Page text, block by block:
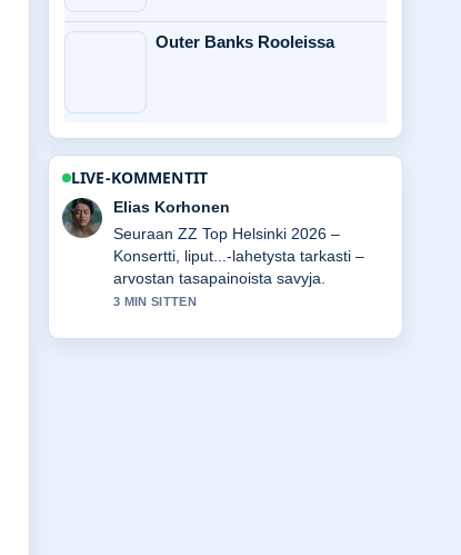
Outer Banks Rooleissa
LIVE-KOMMENTIT
Noora Niemi
Hyvaa taustoitusta aiheesta Hullut
Päivät kuvasto 2025 – kaikki mitä....
Pytkethan taman livesaikeen ajan
tasalla.